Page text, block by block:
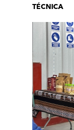
TÉCNICA